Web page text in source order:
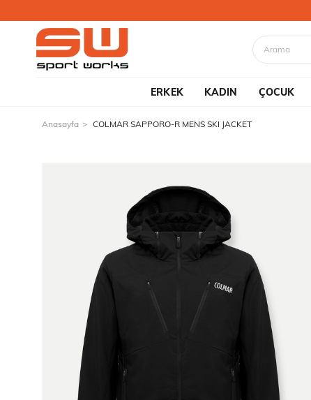
ERKEK KADIN ÇOCUK
Anasayfa COLMAR SAPPORO-R MENS SKI JACKET